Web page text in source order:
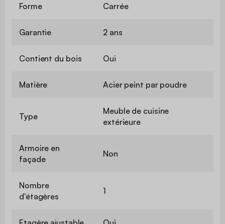
Forme Carrée
Garantie 2 ans
Contient du bois Oui
Matière Acier peint par poudre
Type
Meuble de cuisine
extérieure
Armoire en
façade
Non
Nombre
d'étagères
1